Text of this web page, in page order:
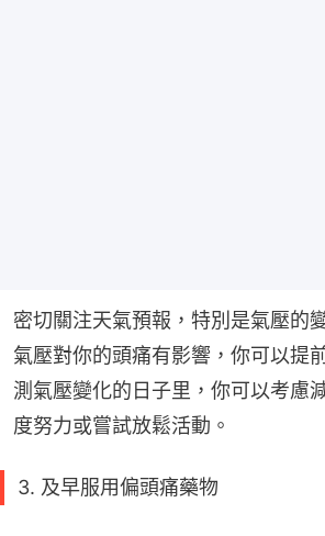
密切關注天氣預報，特別是氣壓的
氣壓對你的頭痛有影響，你可以提
測氣壓變化的日子里，你可以考慮
度努力或嘗試放鬆活動。
3. 及早服用偏頭痛藥物